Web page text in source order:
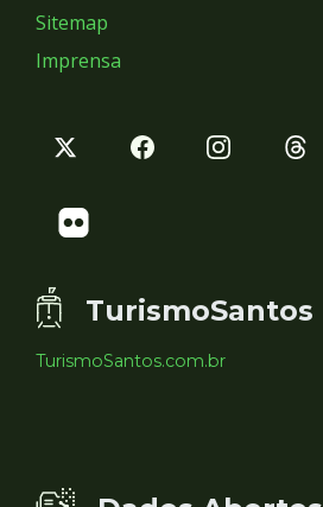
Sitemap
Imprensa
TurismoSantos
TurismoSantos.com.br